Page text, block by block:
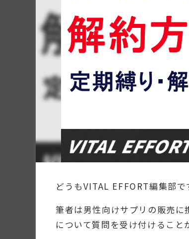
どうもVITAL EFFORT編集部で
筆者は男性向けサプリの販売
について質問を受け付けること